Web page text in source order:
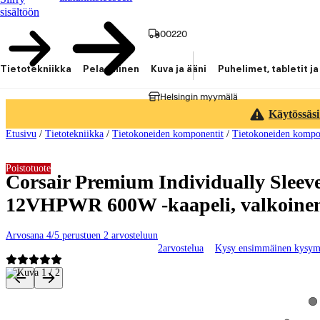
sisältöön
00220
Helsingin myymälä
Tietotekniikka Pelaaminen Kuva ja ääni Puhelimet, tabletit
Etusivu / Tietotekniikka / Tietokoneiden komponentit / Tietokoneiden
Corsair Premium Individually
12VHPWR 600W -kaapeli,
Arvosana 4/5 perustuen 2 arvosteluun
2arvostelua Kysy ensimmäinen
Poistotuote
Tuotteen kuvat ja videot